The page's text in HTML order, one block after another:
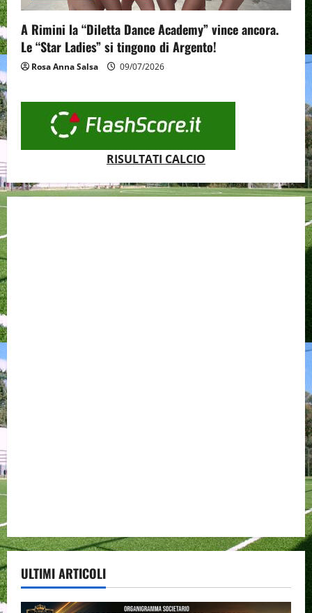
A Rimini la “Diletta Dance Academy” vince ancora.
Le “Star Ladies” si tingono di Argento!
Rosa Anna Salsa 09/07/2026
RISULTATI CALCIO
ULTIMI ARTICOLI